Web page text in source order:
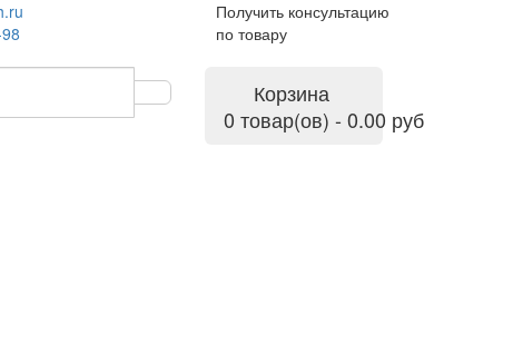
Получить консультацию
по товару
Корзина
0 товар(ов) - 0.00 руб